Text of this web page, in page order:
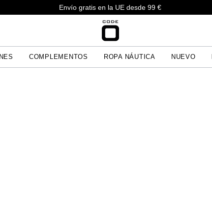
Envío gratis en la UE desde 99 €
COMPLEMENTOS ROPA NÁUTICA NUEVO